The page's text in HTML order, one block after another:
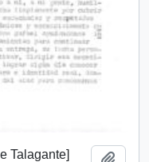
Talagante]